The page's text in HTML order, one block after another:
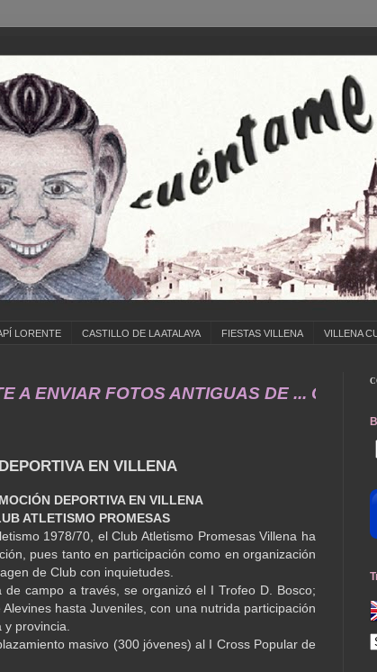
LORENTE CASTILLO DE LA ATALAYA FIESTAS VILLENA VILLENA
FOTOS ANTIGUAS DE ... COLEGIOS
EN VILLENA
DEPORTIVA EN VILLENA
ATLETISMO PROMESAS
1978/70, el Club Atletismo Promesas Villena ha
pues tanto en participación como en organización
de Club con inquietudes.
de campo a través, se organizó el I Trofeo D. Bosco;
hasta Juveniles, con una nutrida participación
y provincia.
masivo (300 jóvenes) al I Cross Popular de